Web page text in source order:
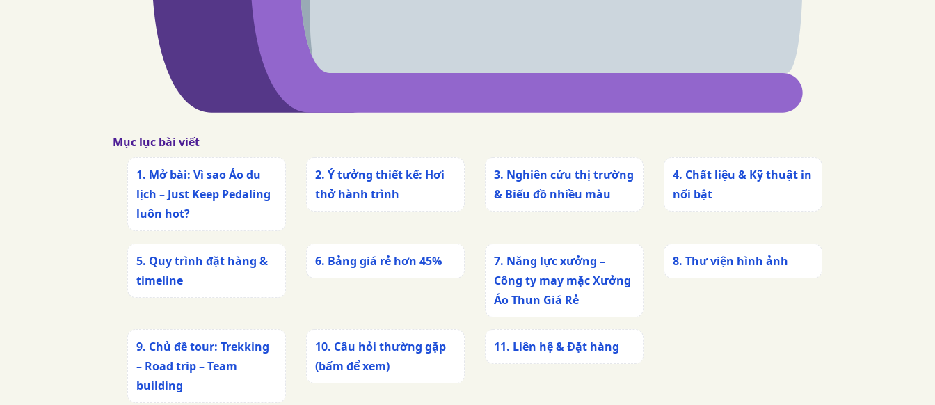
Mục lục bài viết
1. Mở bài: Vì saoÁo du
lịch – Just Keep Pedaling
luôn hot?
2. Ý tưởng thiết kế: Hơi
thở hành trình
3. Nghiên cứu thị trường
& Biểu đồ nhiều màu
4. Chất liệu & Kỹ thuật in
nổi bật
5. Quy trình đặt hàng &
timeline
6. Bảng giá rẻ hơn 45%
7. Năng lực xưởng –
Công ty may mặc Xưởng
Áo Thun Giá Rẻ
8. Thư viện hình ảnh
9. Chủ đề tour: Trekking
– Road trip – Team
building
10. Câu hỏi thường gặp
(bấm để xem)
11. Liên hệ & Đặt hàng